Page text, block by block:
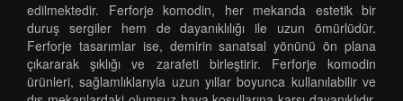
edilmektedir. Ferforje komodin, her mekanda estetik bir
duruş sergiler hem de dayanıklılığı ile uzun ömürlüdür.
Ferforje tasarımlar ise, demirin sanatsal yönünü ön plana
çıkararak şıklığı ve zarafeti birleştirir. Ferforje komodin
ürünleri, sağlamlıklarıyla uzun yıllar boyunca kullanılabilir ve